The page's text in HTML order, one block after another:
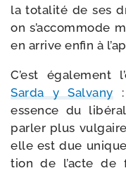
la tota­li­té de ses
on s’accommode
en arrive enfin à
C’est éga­le­ment
Sarda y Salvany:
essence du
par­ler plus
elle est due
tion de l’acte de